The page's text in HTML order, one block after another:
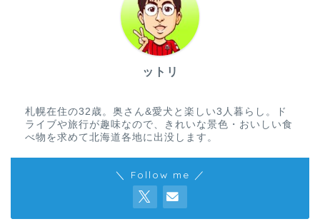
ットリ
札幌在住の32歳。奥さん&愛犬と楽しい3人暮らし。ド
ライブや旅行が趣味なので、きれいな景色・おいしい食
べ物を求めて北海道各地に出没します。
＼ Follow me ／